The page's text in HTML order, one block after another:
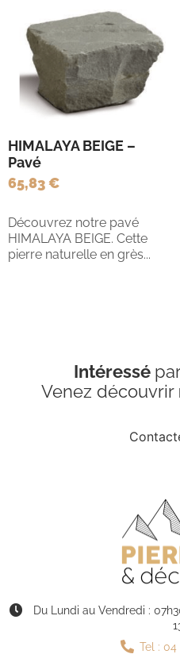
HIMALAYA BEIGE –
Pavé
65,83 €
Découvrez notre pavé
HIMALAYA BEIGE. Cette
pierre naturelle en grès...
Intéressé
Venez découvrir
Du Lundi au Vendredi :
Tel : 04